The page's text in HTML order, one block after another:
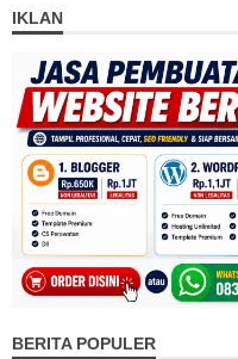
IKLAN
BERITA POPULER